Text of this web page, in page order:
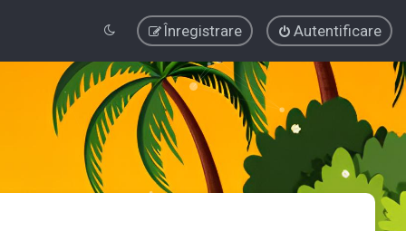
Autentificare
Înregistrare